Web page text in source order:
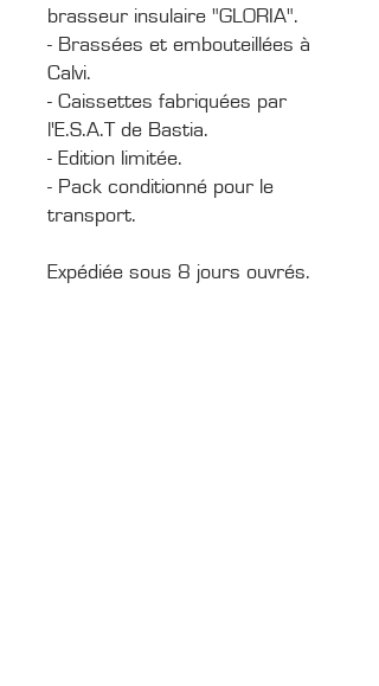
brasseur insulaire "GLORIA".
- Brassées et embouteillées à
Calvi.
- Caissettes fabriquées par
l'E.S.A.T de Bastia.
- Edition limitée.
- Pack conditionné pour le
transport.
Expédiée sous 8 jours ouvrés.